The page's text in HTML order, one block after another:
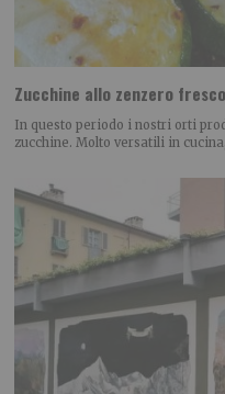
Zucchine allo zenzero fresco
In questo periodo i nostri orti
zucchine. Molto versatili in cucina,